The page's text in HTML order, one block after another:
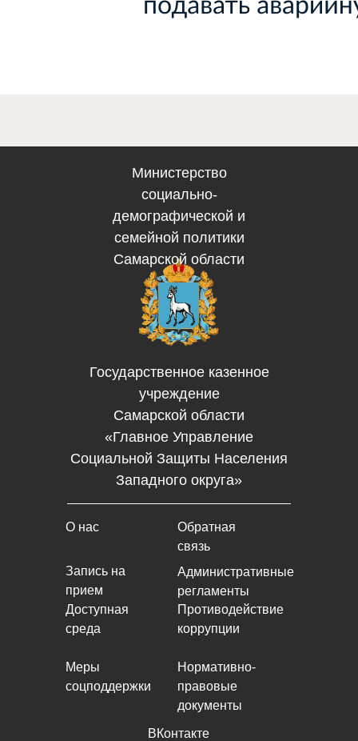
Министерство
социально-
демографической и
семейной политики
Самарской области
Самарской
О нас
Противодействие
коррупции
Доступная
среда
Меры
соцподдержки
Обратная
связь
Административные
регламенты
Нормативно-
правовые
документы
Запись на
прием
ВКонтакте
Государственное казенное
учреждение
Самарской области
«Главное Управление
Социальной Защиты Населения
Западного округа»